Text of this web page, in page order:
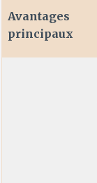
Avantages
principaux